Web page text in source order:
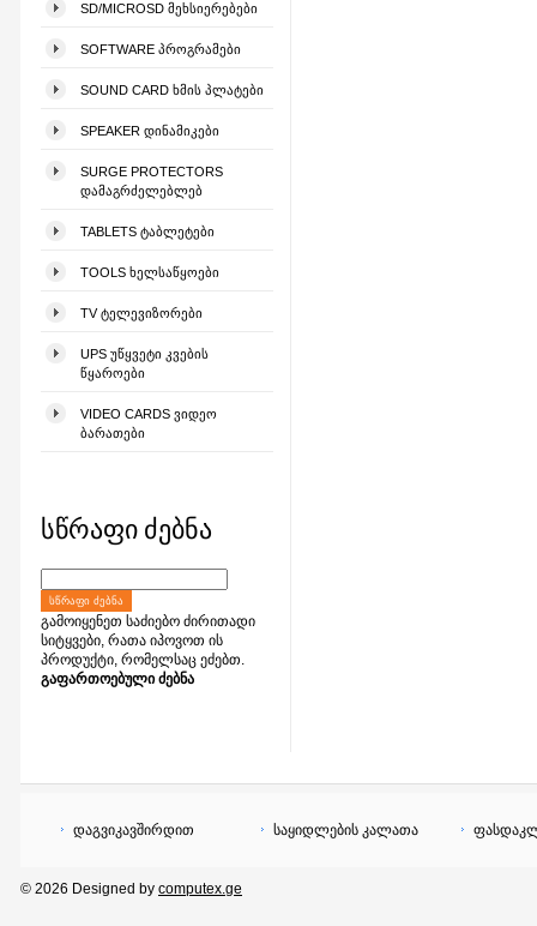
SD/MICROSD ᲛᲔᲮᲡᲘᲔᲠᲔᲑᲔᲑᲘ
SOFTWARE ᲞᲠᲝᲒᲠᲐᲛᲔᲑᲘ
SOUND CARD ᲮᲛᲘᲡ ᲞᲚᲐᲢᲔᲑᲘ
SPEAKER ᲓᲘᲜᲐᲛᲘᲙᲔᲑᲘ
SURGE PROTECTORS
ᲓᲐᲛᲐᲒᲠᲫᲔᲚᲔᲑᲚᲔᲑ
TABLETS ᲢᲐᲑᲚᲔᲢᲔᲑᲘ
TOOLS ᲮᲔᲚᲡᲐᲬᲧᲝᲔᲑᲘ
TV ᲢᲔᲚᲔᲕᲘᲖᲝᲠᲔᲑᲘ
UPS ᲣᲬᲧᲕᲔᲢᲘ ᲙᲕᲔᲑᲘᲡ
ᲬᲧᲐᲠᲝᲔᲑᲘ
VIDEO CARDS ᲕᲘᲓᲔᲝ
ᲑᲐᲠᲐᲗᲔᲑᲘ
სწრაფი ძებნა
ᲡᲬᲠᲐᲤᲘ ᲫᲔᲑᲜᲐ
გამოიყენეთ საძიებო ძირითადი
სიტყვები, რათა იპოვოთ ის
პროდუქტი, რომელსაც ეძებთ.
გაფართოებული ძებნა
დაგვიკავშირდით საყიდლების კალათა
© 2026 Designed by computex.ge